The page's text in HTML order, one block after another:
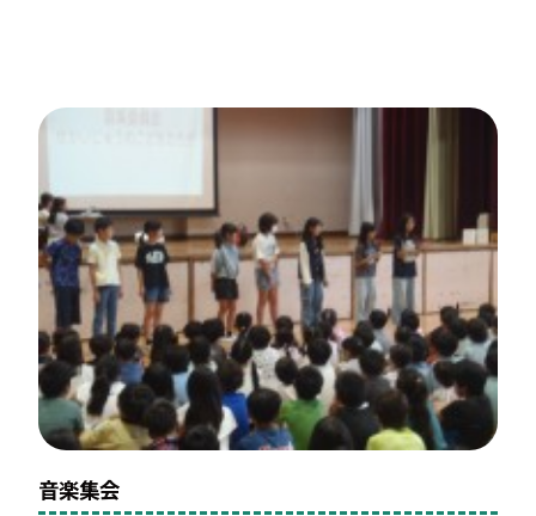
音楽集会